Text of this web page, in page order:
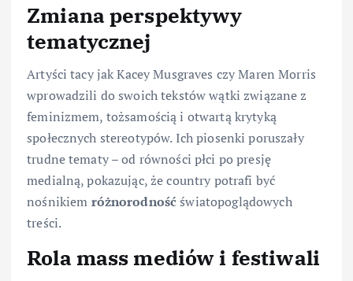
Zmiana perspektywy
tematycznej
Artyści tacy jak Kacey Musgraves czy Maren Morris
wprowadzili do swoich tekstów wątki związane z
feminizmem, tożsamością i otwartą krytyką
społecznych stereotypów. Ich piosenki poruszały
trudne tematy – od równości płci po presję
medialną, pokazując, że country potrafi być
nośnikiem różnorodność światopoglądowych
treści.
Rola mass mediów i festiwali